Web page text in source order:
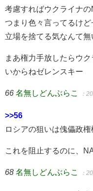
考慮すればウクライナ
つまり色々言ってるけ
立場を捨てる気なんて無
まあ権力手放したらウ
いからねゼレンスキー
66 名無しどんぶらこ ：
>>56
ロシアの狙いは傀儡政
これを阻止するのに、
68 名無しどんぶらこ ：